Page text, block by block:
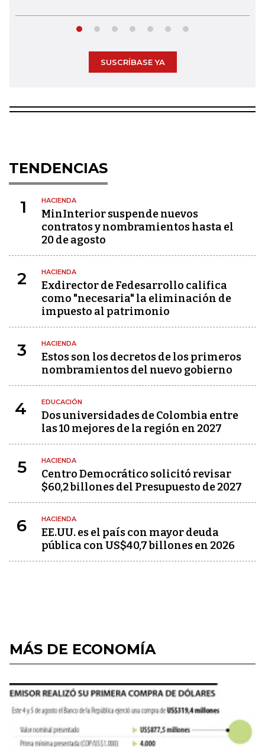
SUSCRÍBASE YA
TENDENCIAS
1 HACIENDA
MinInterior suspende nuevos
contratos y nombramientos hasta el
20 de agosto
2 HACIENDA
Exdirector de Fedesarrollo califica
como "necesaria" la eliminación de
impuesto al patrimonio
3 HACIENDA
Estos son los decretos de los primeros
nombramientos del nuevo gobierno
4 EDUCACIÓN
Dos universidades de Colombia entre
las 10 mejores de la región en 2027
5 HACIENDA
Centro Democrático solicitó revisar
$60,2 billones del Presupuesto de 2027
6 HACIENDA
EE.UU. es el país con mayor deuda
pública con US$40,7 billones en 2026
MÁS DE ECONOMÍA